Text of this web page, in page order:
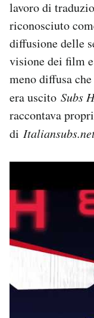
lavoro di
riconosciuto
diffusione delle
visione dei film
meno diffusa
era uscito Subs
raccontava
di